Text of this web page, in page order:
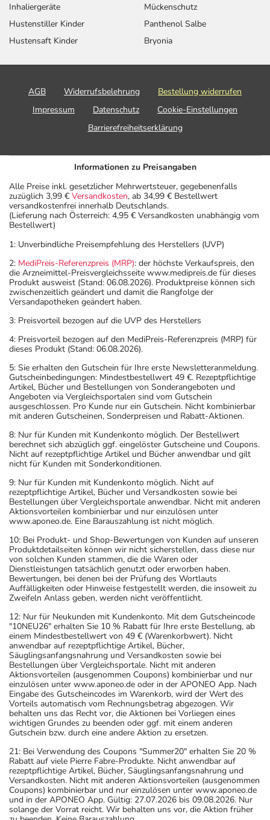
Inhaliergeräte
Hustenstiller Kinder
Hustensaft Kinder
Mückenschutz
Panthenol Salbe
Bryonia
AGB Widerrufsbelehrung
Bestellung widerrufen
Impressum
Datenschutz
Cookie-Einstellungen
Barrierefreiheitserklärung
Informationen zu Preisangaben
Alle Preise inkl. gesetzlicher Mehrwertsteuer, gegebenenfalls
zuzüglich 3,99 € Versandkosten, ab 34,99 € Bestellwert
versandkostenfrei innerhalb Deutschlands.
(Lieferung nach Österreich: 4,95 € Versandkosten unabhängig vom
Bestellwert)
1: Unverbindliche Preisempfehlung des Herstellers (UVP)
2: MediPreis-Referenzpreis (MRP): der höchste Verkaufspreis, den
die Arzneimittel-Preisvergleichsseite www.medipreis.de für dieses
Produkt ausweist (Stand: 06.08.2026). Produktpreise können sich
zwischenzeitlich geändert und damit die Rangfolge der
Versandapotheken geändert haben.
3: Preisvorteil bezogen auf die UVP des Herstellers
4: Preisvorteil bezogen auf den MediPreis-Referenzpreis (MRP) für
dieses Produkt (Stand: 06.08.2026).
5: Sie erhalten den Gutschein für Ihre erste Newsletteranmeldung.
Gutscheinbedingungen: Mindestbestellwert 49 €. Rezeptpflichtige
Artikel, Bücher und Bestellungen von Sonderangeboten und
Angeboten via Vergleichsportalen sind vom Gutschein
ausgeschlossen. Pro Kunde nur ein Gutschein. Nicht kombinierbar
mit anderen Gutscheinen, Sonderpreisen und Rabatt-Aktionen.
8: Nur für Kunden mit Kundenkonto möglich. Der Bestellwert
berechnet sich abzüglich ggf. eingelöster Gutscheine und Coupons.
Nicht auf rezeptpflichtige Artikel und Bücher anwendbar und gilt
nicht für Kunden mit Sonderkonditionen.
9: Nur für Kunden mit Kundenkonto möglich. Nicht auf
rezeptpflichtige Artikel, Bücher und Versandkosten sowie bei
Bestellungen über Vergleichsportale anwendbar. Nicht mit anderen
Aktionsvorteilen kombinierbar und nur einzulösen unter
www.aponeo.de. Eine Barauszahlung ist nicht möglich.
10: Bei Produkt- und Shop-Bewertungen von Kunden auf unseren
Produktdetailseiten können wir nicht sicherstellen, dass diese nur
von solchen Kunden stammen, die die Waren oder
Dienstleistungen tatsächlich genutzt oder erworben haben.
Bewertungen, bei denen bei der Prüfung des Wortlauts
Auffälligkeiten oder Hinweise festgestellt werden, die insoweit zu
Zweifeln Anlass geben, werden nicht veröffentlicht.
12: Nur für Neukunden mit Kundenkonto. Mit dem Gutscheincode
"10NEU26" erhalten Sie 10 % Rabatt für Ihre erste Bestellung, ab
einem Mindestbestellwert von 49 € (Warenkorbwert). Nicht
anwendbar auf rezeptpflichtige Artikel, Bücher,
Säuglingsanfangsnahrung und Versandkosten sowie bei
Bestellungen über Vergleichsportale. Nicht mit anderen
Aktionsvorteilen (ausgenommen Coupons) kombinierbar und nur
einzulösen unter www.aponeo.de oder in der APONEO App. Nach
Eingabe des Gutscheincodes im Warenkorb, wird der Wert des
Vorteils automatisch vom Rechnungsbetrag abgezogen. Wir
behalten uns das Recht vor, die Aktionen bei Vorliegen eines
wichtigen Grundes zu beenden oder ggf. mit einem anderen
Gutschein bzw. durch eine andere Aktion zu ersetzen.
21: Bei Verwendung des Coupons "Summer20" erhalten Sie 20 %
Rabatt auf viele Pierre Fabre-Produkte. Nicht anwendbar auf
rezeptpflichtige Artikel, Bücher, Säuglingsanfangsnahrung und
Versandkosten. Nicht mit anderen Aktionsvorteilen (ausgenommen
Coupons) kombinierbar und nur einzulösen unter www.aponeo.de
und in der APONEO App. Gültig: 27.07.2026 bis 09.08.2026. Nur
solange der Vorrat reicht. Wir behalten uns vor, die Aktion früher